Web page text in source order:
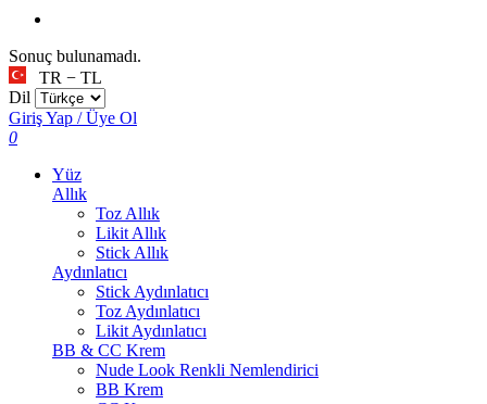
Sonuç bulunamadı.
TR − TL
Dil
Giriş Yap / Üye Ol
0
Yüz
Allık
Toz Allık
Likit Allık
Stick Allık
Aydınlatıcı
Stick Aydınlatıcı
Toz Aydınlatıcı
Likit Aydınlatıcı
BB & CC Krem
Nude Look Renkli Nemlendirici
BB Krem